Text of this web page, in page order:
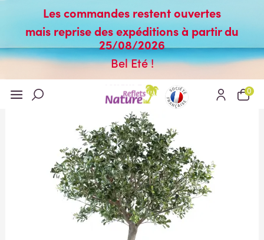
Les commandes restent ouvertes
mais reprise des expéditions à partir du
25/08/2026
Bel Eté !
0